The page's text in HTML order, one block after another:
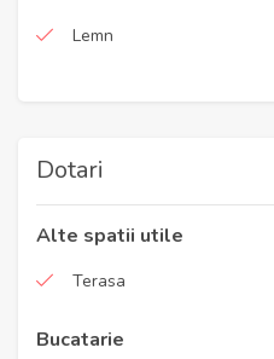
Lemn
Dotari
Alte spatii utile
Terasa
Bucatarie